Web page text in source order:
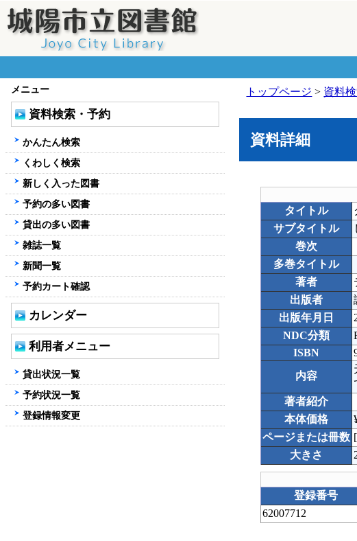
トップページ > 資料
資料詳細
タイトル
サブタイトル
巻次
多巻タイトル
著者
出版者
出版年月日
NDC分類
ISBN
内容
著者紹介
本体価格
ページまたは冊数
大きさ
登録番号
62007712
メニュー
資料検索・予約
かんたん検索
くわしく検索
新しく入った図書
予約の多い図書
貸出の多い図書
雑誌一覧
新聞一覧
予約カート確認
カレンダー
利用者メニュー
貸出状況一覧
予約状況一覧
登録情報変更